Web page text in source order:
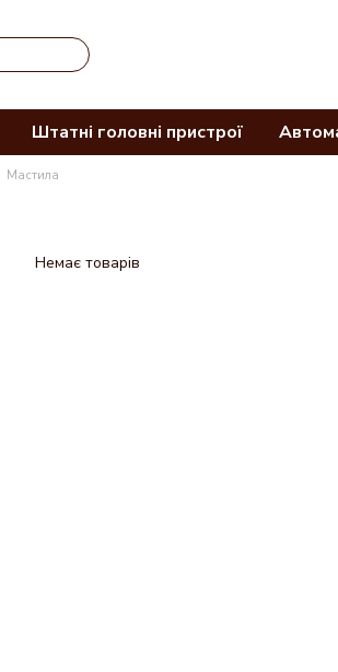
Штатні головні пристрої
Мастила
Немає товарів